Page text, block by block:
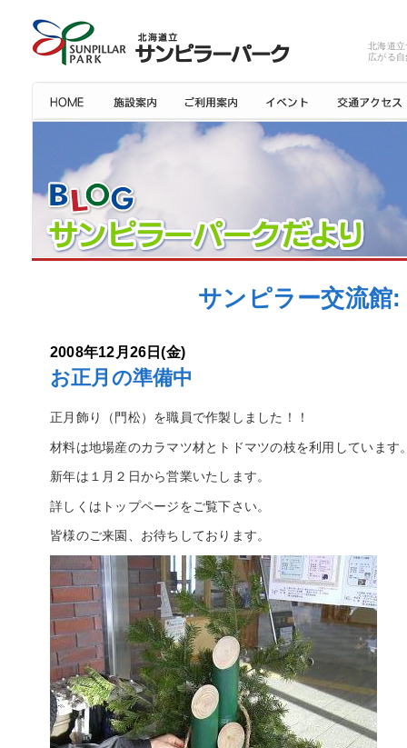
北海道
広がる
サンピラー交流館
2008年12月26日(金)
お正月の準備中
正月飾り（門松）を職員で作製しました！！
材料は地場産のカラマツ材とトドマツの枝を利用しています
新年は１月２日から営業いたします。
詳しくはトップページをご覧下さい。
皆様のご来園、お待ちしております。